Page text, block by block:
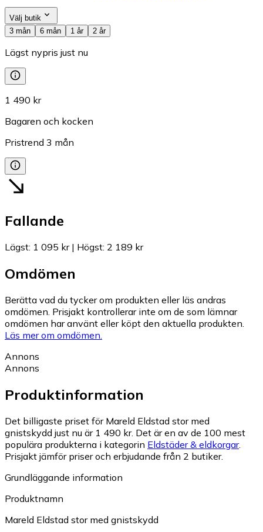
Välj butik
3 mån
6 mån 1 år 2 år
Lägst nypris just nu
1 490 kr
Bagaren och kocken
Pristrend 3 mån
Fallande
Lägst: 1 095 kr| Högst: 2 189 kr
Omdömen
Berätta vad du tycker om produkten eller läs andras
omdömen. Prisjakt kontrollerar inte om de som lämnar
omdömen har använt eller köpt den aktuella produkten.
Läs mer om omdömen.
Annons
Annons
Produktinformation
Det billigaste priset för Mareld Eldstad stor med
gnistskydd just nu är 1 490 kr. Det är en av de 100 mest
populära produkterna i kategorin Eldstäder & eldkorgar.
Prisjakt jämför priser och erbjudande från 2 butiker.
Grundläggande information
Produktnamn
Mareld Eldstad stor med gnistskydd